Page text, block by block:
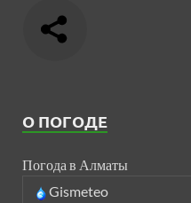
О ПОГОДЕ
Погода в Алматы
Gismeteo